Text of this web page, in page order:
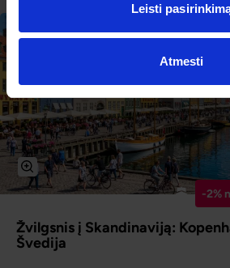
Leisti
Atmesti
-2%
Žvilgsnis į Skandinaviją:
Švedija